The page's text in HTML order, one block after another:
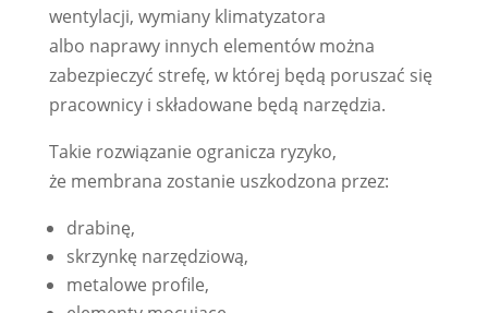
wentylacji, wymiany klimatyzatora
albo naprawy innych elementów można
zabezpieczyć strefę, w której będą poruszać się
pracownicy i składowane będą narzędzia.
Takie rozwiązanie ogranicza ryzyko,
że membrana zostanie uszkodzona przez:
drabinę,
skrzynkę narzędziową,
metalowe profile,